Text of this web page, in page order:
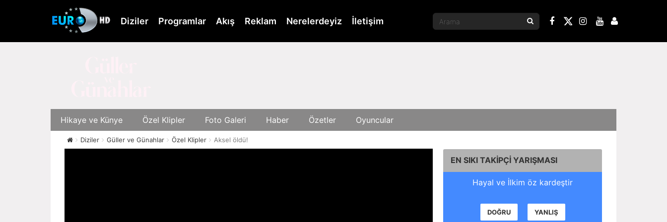
Diziler Programlar Akış Reklam Nerelerdeyiz İletişim
Hikaye ve Künye Özel Klipler Foto Galeri Haber Özetler Oyuncular
Diziler Güller ve Günahlar Özel Klipler Aksel öldü!
EN SIKI TAKİPÇİ YARIŞMASI
Hayal ve İlkim öz kardeştir
DOĞRU YANLIŞ